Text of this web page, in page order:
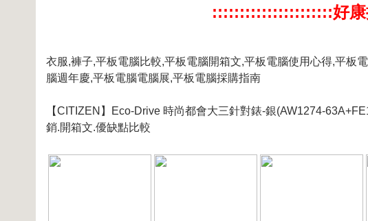
::::::::::::::::::::::好
衣服,褲子,平板電腦比較,平板電腦開箱文,平板電腦使用心得,平板
腦週年慶,平板電腦電腦展,平板電腦採購指南
【CITIZEN】Eco-Drive 時尚都會大三針對錶-銀(AW1274-
銷.開箱文.優缺點比較